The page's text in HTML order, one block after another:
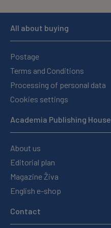
All about buying
Postage
Terms and Conditions
Processing of personal data
Cookies settings
Academia Publishing House
About us
Editorial plan
Magazine Živa
English e-shop
Contact